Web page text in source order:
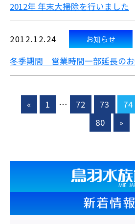
2012年 年末大掃除を行いました
2012.12.24 お知らせ
冬季期間 営業時間一部延長の
« 1 … 72 73 74
80
»
新着情報